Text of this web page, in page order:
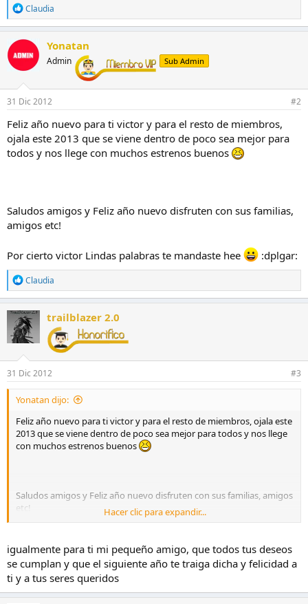
R
e
a
c
c
i
o
n
e
s
Claudia
Yonatan
Admin Sub Admin
31 Dic 2012 #2
Feliz año nuevo para ti victor y para el resto de miembros,
ojala este 2013 que se viene dentro de poco sea mejor para
todos y nos llege con muchos estrenos buenos
Saludos amigos y Feliz año nuevo disfruten con sus familias,
amigos etc!
Por cierto victor Lindas palabras te mandaste hee :dplgar:
R
e
a
c
c
i
o
n
e
s
:
Claudia
trailblazer 2.0
31 Dic 2012 #3
Yonatan dijo:
Feliz año nuevo para ti victor y para el resto de miembros, ojala este
2013 que se viene dentro de poco sea mejor para todos y nos llege
con muchos estrenos buenos
Saludos amigos y Feliz año nuevo disfruten con sus familias, amigos
etc!
Hacer clic para expandir...
igualmente para ti mi pequeño amigo, que todos tus deseos
se cumplan y que el siguiente año te traiga dicha y felicidad a
ti y a tus seres queridos